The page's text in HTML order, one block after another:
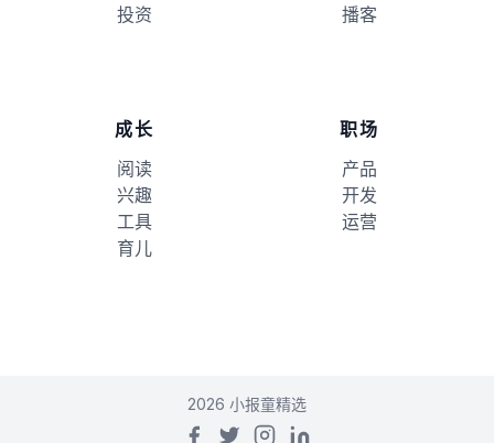
投资
播客
成长
阅读
兴趣
工具
育儿
职场
产品
开发
运营
2026 小报童精选